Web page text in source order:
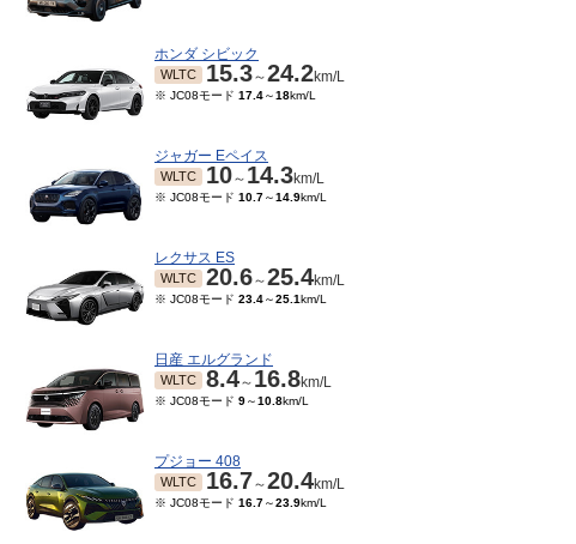
ホンダ シビック
WLTC 15.3～24.2km/L
※ JC08モード 17.4～18km/L
ジャガー Eペイス
WLTC 10～ 14.3km/L
※ JC08モード 10.7～14.9km/L
レクサス ES
WLTC 20.6～25.4km/L
※ JC08モード 23.4～25.1km/L
日産 エルグランド
WLTC 8.4～ 16.8km/L
※ JC08モード 9～10.8km/L
プジョー 408
WLTC 16.7～20.4km/L
※ JC08モード 16.7～23.9km/L